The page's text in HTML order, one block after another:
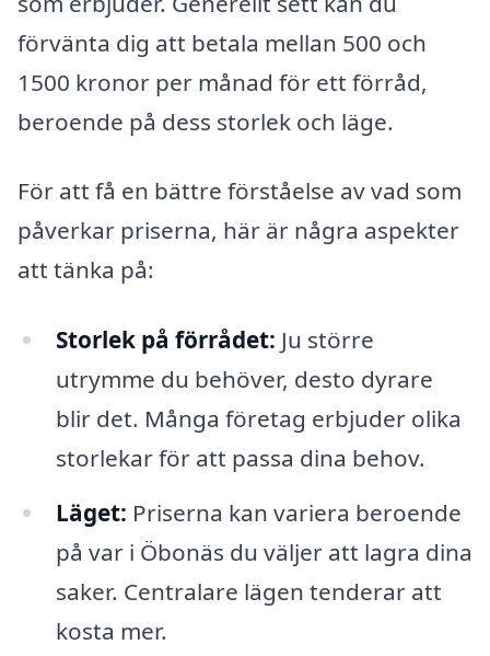
förvänta dig att betala mellan 500 och
1500 kronor per månad för ett förråd,
beroende på dess storlek och läge.
För att få en bättre förståelse av vad som
påverkar priserna, här är några aspekter
att tänka på:
Storlek på förrådet: Ju större
utrymme du behöver, desto dyrare
blir det. Många företag erbjuder olika
storlekar för att passa dina behov.
Läget: Priserna kan variera beroende
på var i Öbonäs du väljer att lagra dina
saker. Centralare lägen tenderar att
kosta mer.